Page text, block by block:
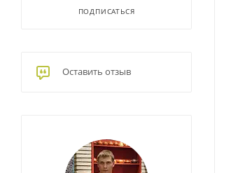
ПОДПИСАТЬСЯ
Оставить отзыв